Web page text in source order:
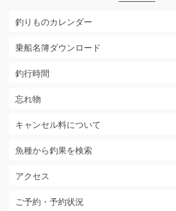
釣りものカレンダー
乗船名簿ダウンロード
釣行時間
忘れ物
キャンセル料について
魚種から釣果を検索
アクセス
ご予約・予約状況